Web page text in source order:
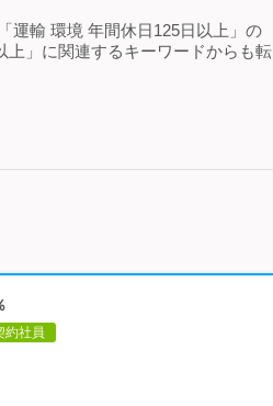
運輸 環境 年間休日125日以上」の
」に関連するキーワードからも転
約社員